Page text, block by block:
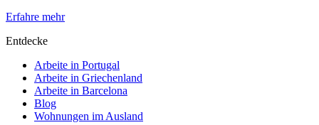
Erfahre mehr
Entdecke
Arbeite in Portugal
Arbeite in Griechenland
Arbeite in Barcelona
Blog
Wohnungen im Ausland